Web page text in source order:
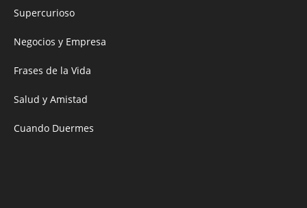
Supercurioso
Negocios y Empresa
Frases de la Vida
Salud y Amistad
Cuando Duermes